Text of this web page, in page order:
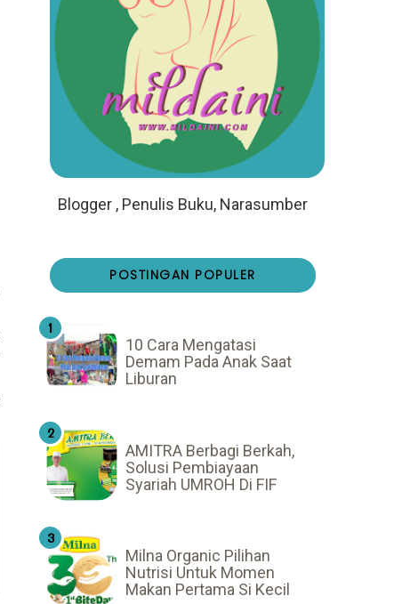
Blogger , Penulis Buku, Narasumber
POSTINGAN POPULER
10 Cara Mengatasi
Demam Pada Anak Saat
Liburan
AMITRA Berbagi Berkah,
Solusi Pembiayaan
Syariah UMROH Di FIF
Milna Organic Pilihan
Nutrisi Untuk Momen
Makan Pertama Si Kecil